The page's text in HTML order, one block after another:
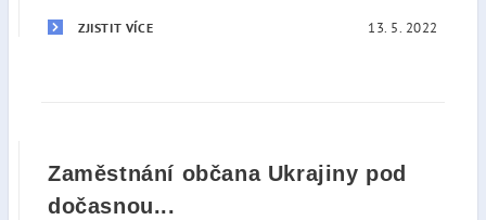
ZJISTIT VÍCE 13. 5. 2022
Zaměstnání občana Ukrajiny pod
dočasnou...